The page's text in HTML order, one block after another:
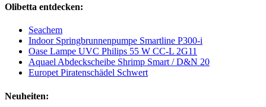
Olibetta entdecken:
Seachem
Indoor Springbrunnenpumpe Smartline P300-i
Oase Lampe UVC Philips 55 W CC-L 2G11
Aquael Abdeckscheibe Shrimp Smart / D&N 20
Europet Piratenschädel Schwert
Neuheiten: